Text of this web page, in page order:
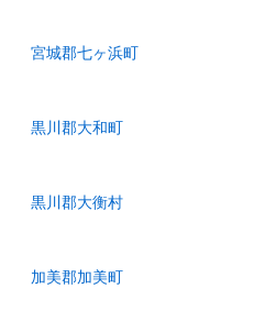
宮城郡七ヶ浜町
黒川郡大和町
黒川郡大衡村
加美郡加美町